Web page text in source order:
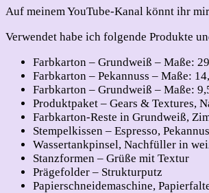
Auf meinem YouTube-Kanal könnt ihr
Verwendet habe ich folgende Produkte
Farbkarton – Grundweiß – Maße:
Farbkarton – Pekannuss – Maße:
Farbkarton – Grundweiß – Maße:
Produktpaket – Gears & Textures,
Farbkarton-Reste in Grundweiß,
Stempelkissen – Espresso,
Wassertankpinsel, Nachfüller in
Stanzformen – Grüße mit Textur
Prägefolder – Strukturputz
Papierschneidemaschine,